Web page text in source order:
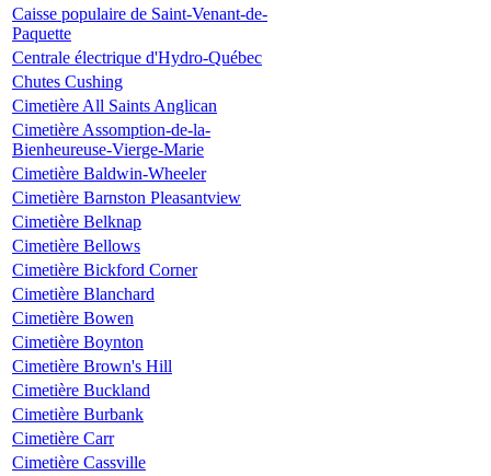
Caisse populaire de Saint-Venant-de-
Paquette
Centrale électrique d'Hydro-Québec
Chutes Cushing
Cimetière All Saints Anglican
Cimetière Assomption-de-la-
Bienheureuse-Vierge-Marie
Cimetière Baldwin-Wheeler
Cimetière Barnston Pleasantview
Cimetière Belknap
Cimetière Bellows
Cimetière Bickford Corner
Cimetière Blanchard
Cimetière Bowen
Cimetière Boynton
Cimetière Brown's Hill
Cimetière Buckland
Cimetière Burbank
Cimetière Carr
Cimetière Cassville